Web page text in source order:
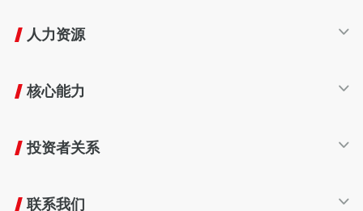
企业文化
生命周期
责任商业
报告与政策
人力资源
员工福利
工作环境
加入我们
核心能力
工业互联网技术
质量管理
投资者关系
联系我们